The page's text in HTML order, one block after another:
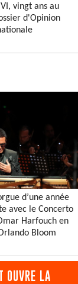
vingt ans au
d'Opinion
d’une année
avec le Concerto
Harfouch en
Bloom
OUVRE LA